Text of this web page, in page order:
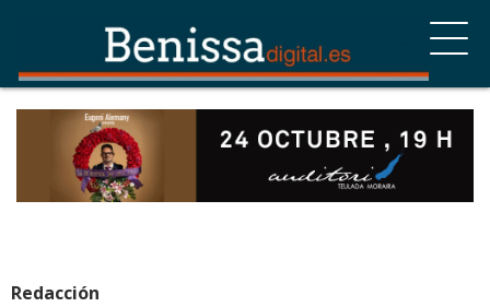
Redacción